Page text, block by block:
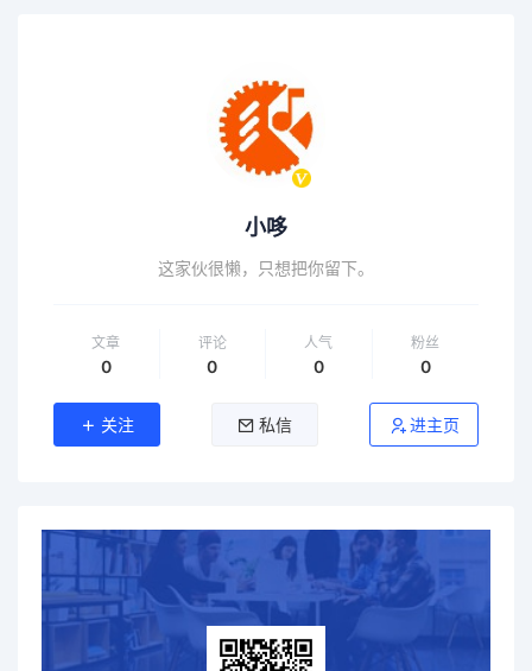
小哆
这家伙很懒，只想把你留下。
文章
0
评论
0
人气
0
粉丝
0
关注 私信 进主页